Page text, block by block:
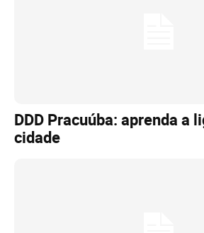
DDD Pracuúba: aprenda a
cidade